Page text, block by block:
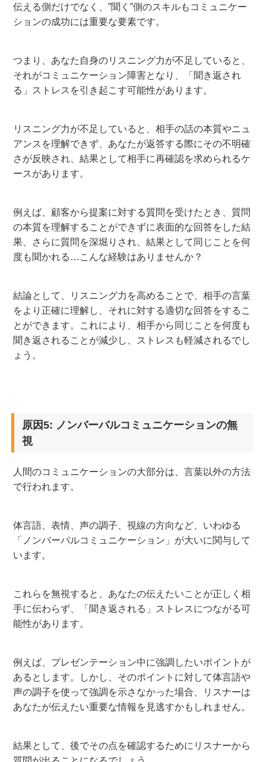
伝える側だけでなく、”聞く”側のスキルもコミュニケー
ションの成功には重要な要素です。
つまり、あなた自身のリスニング力が不足していると、
それがコミュニケーション障害となり、「聞き返され
る」ストレスを引き起こす可能性があります。
リスニング力が不足していると、相手の話の本質やニュ
アンスを理解できず、あなたが返答する際にその不明確
さが反映され、結果として相手に再確認を求められるケ
ースがあります。
例えば、顧客から提案に対する質問を受けたとき、質問
の本質を理解することができずに表面的な回答をした結
果、さらに質問を深堀りされ、結果として同じことを何
度も聞かれる…こんな経験はありませんか？
結論として、リスニング力を高めることで、相手の言葉
をより正確に理解し、それに対する適切な回答をするこ
とができます。これにより、相手から同じことを何度も
聞き返されることが減少し、ストレスも軽減されるでし
ょう。
原因5: ノンバーバルコミュニケーションの無
視
人間のコミュニケーションの大部分は、言葉以外の方法
で行われます。
体言語、表情、声の調子、視線の方向など、いわゆる
「ノンバーバルコミュニケーション」が大いに関与して
います。
これらを無視すると、あなたの伝えたいことが正しく相
手に伝わらず、「聞き返される」ストレスにつながる可
能性があります。
例えば、プレゼンテーション中に強調したいポイントが
あるとします。しかし、そのポイントに対して体言語や
声の調子を使って強調を示さなかった場合、リスナーは
あなたが伝えたい重要な情報を見逃すかもしれません。
結果として、後でその点を確認するためにリスナーから